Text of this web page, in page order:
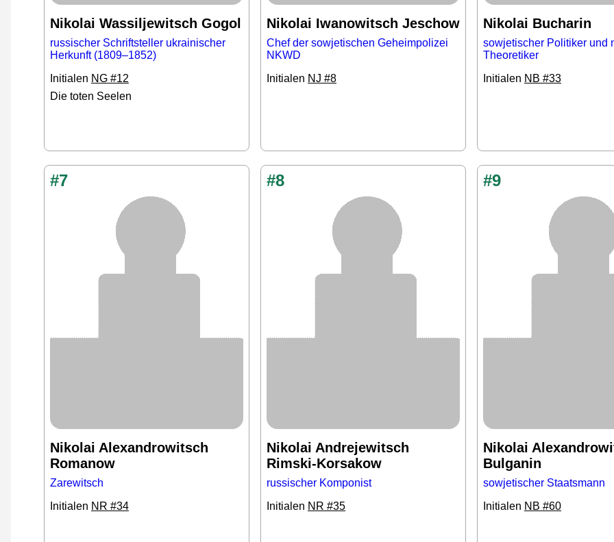
Nikolai Wassiljewitsch Gogol
russischer Schriftsteller ukrainischer
Herkunft (1809–1852)
Initialen NG #12
Die toten Seelen
Nikolai Iwanowitsch Jeschow
Chef der sowjetischen Geheimpolizei
NKWD
Initialen NJ #8
Nikolai Bucharin
sowjetischer Politiker und
Theoretiker
Initialen NB #33
#7
Nikolai Alexandrowitsch
Romanow
Zarewitsch
Initialen NR #34
#8
Nikolai Andrejewitsch
Rimski-Korsakow
russischer Komponist
Initialen NR #35
#9
Nikolai
Bulganin
sowjetischer Staatsmann
Initialen NB #60